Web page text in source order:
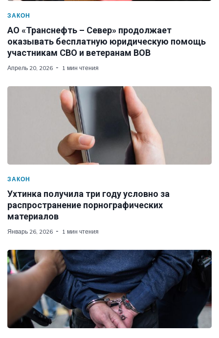
ЗАКОН
АО «Транснефть – Север» продолжает
оказывать бесплатную юридическую помощь
участникам СВО и ветеранам ВОВ
Апрель 20, 2026 1 мин чтения
ЗАКОН
Ухтинка получила три году условно за
распространение порнографических
материалов
Январь 26, 2026 1 мин чтения